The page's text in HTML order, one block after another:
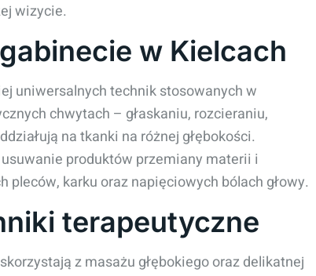
wizycie.
w Kielcach
uniwersalnych technik stosowanych w
chwytach – głaskaniu, rozcieraniu,
na tkanki na różnej głębokości.
produktów przemiany materii i
karku oraz napięciowych bólach głowy.
terapeutyczne
z masażu głębokiego oraz delikatnej